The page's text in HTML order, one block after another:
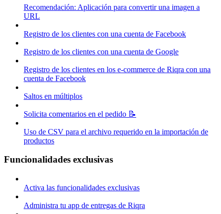
Recomendación: Aplicación para convertir una imagen a
URL
Registro de los clientes con una cuenta de Facebook
Registro de los clientes con una cuenta de Google
Registro de los clientes en los e-commerce de Riqra con una
cuenta de Facebook
Saltos en múltiplos
Solicita comentarios en el pedido 📝
Uso de CSV para el archivo requerido en la importación de
productos
Funcionalidades exclusivas
Activa las funcionalidades exclusivas
Administra tu app de entregas de Riqra